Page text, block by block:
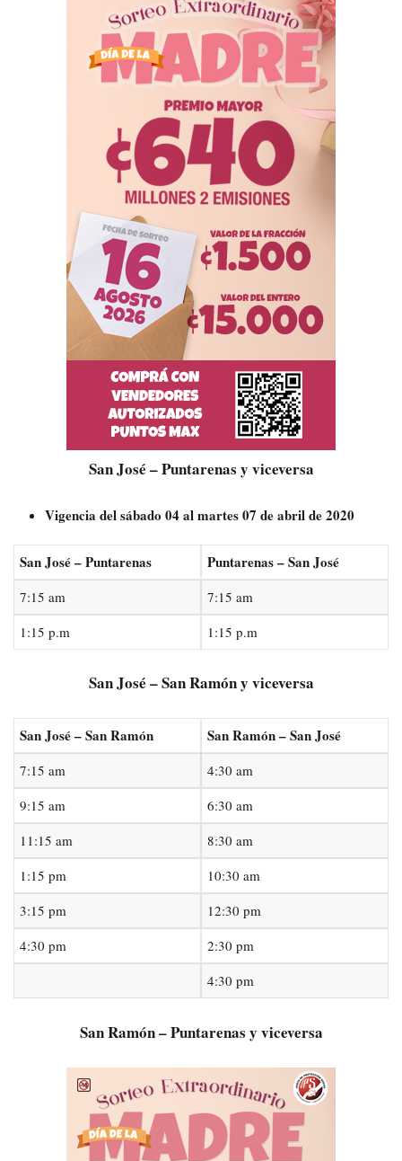
San José – Puntarenas y viceversa
Vigencia del sábado 04 al martes 07 de abril de 2020
San José – Puntarenas Puntarenas – San José
7:15 am
7:15 am
1:15 p.m
1:15 p.m
San José – San Ramón y viceversa
San José – San Ramón San Ramón – San José
7:15 am
4:30 am
9:15 am
6:30 am
11:15 am
8:30 am
1:15 pm
10:30 am
3:15 pm
12:30 pm
4:30 pm
2:30 pm
4:30 pm
San Ramón – Puntarenas y viceversa